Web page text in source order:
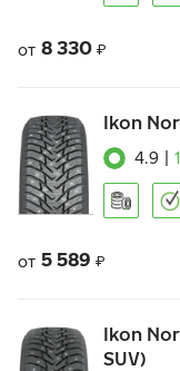
от 8 330 ₽
Ikon
4.9
от 5 589 ₽
Ikon
SUV)